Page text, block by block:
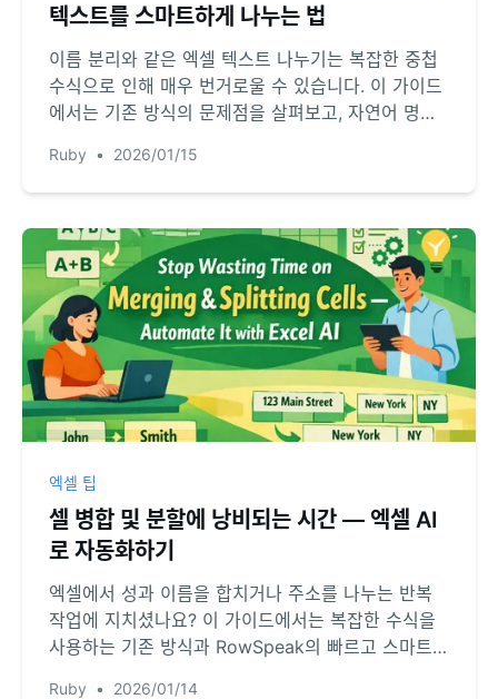
텍스트를 스마트하게 나누는 법
이름 분리와 같은 엑셀 텍스트 나누기는 복잡한 중첩
수식으로 인해 매우 번거로울 수 있습니다. 이 가이드
에서는 기존 방식의 문제점을 살펴보고, 자연어 명령
더 빠르고 간편한 방법을 소개합니다.
Ruby • 2026/01/15
엑셀 팁
셀 병합 및 분할에 낭비되는 시간 — 엑셀 AI
로 자동화하기
엑셀에서 성과 이름을 합치거나 주소를 나누는 반복
작업에 지치셨나요? 이 가이드에서는 복잡한 수식을
사용하는 기존 방식과 RowSpeak의 빠르고 스마트한
Ruby • 2026/01/14